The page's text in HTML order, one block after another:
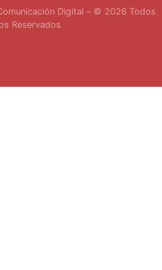
Digital – © 2026 Todos
Reservados